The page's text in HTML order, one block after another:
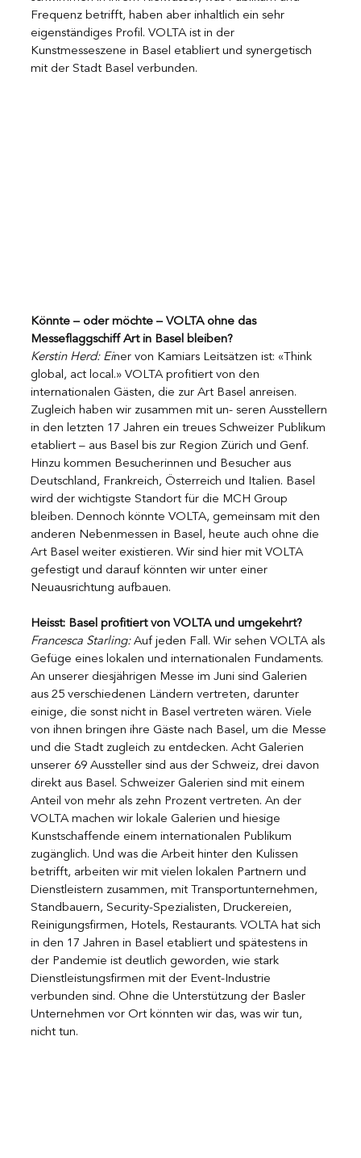
Frequenz betrifft, haben aber inhaltlich ein sehr
eigenständiges Profil. VOLTA ist in der
Kunstmesseszene in Basel etabliert und synergetisch
mit der Stadt Basel verbunden.
Könnte – oder möchte – VOLTA ohne das
Messeflaggschiff Art in Basel bleiben?
Kerstin Herd: Einer von Kamiars Leitsätzen ist: «Think
global, act local.» VOLTA profitiert von den
internationalen Gästen, die zur Art Basel anreisen.
Zugleich haben wir zusammen mit un- seren Ausstellern
in den letzten 17 Jahren ein treues Schweizer Publikum
etabliert – aus Basel bis zur Region Zürich und Genf.
Hinzu kommen Besucherinnen und Besucher aus
Deutschland, Frankreich, Österreich und Italien. Basel
wird der wichtigste Standort für die MCH Group
bleiben. Dennoch könnte VOLTA, gemeinsam mit den
anderen Nebenmessen in Basel, heute auch ohne die
Art Basel weiter existieren. Wir sind hier mit VOLTA
gefestigt und darauf könnten wir unter einer
Neuausrichtung aufbauen.
Heisst: Basel profitiert von VOLTA und umgekehrt?
Francesca Starling: Auf jeden Fall. Wir sehen VOLTA als
Gefüge eines lokalen und internationalen Fundaments.
An unserer diesjährigen Messe im Juni sind Galerien
aus 25 verschiedenen Ländern vertreten, darunter
einige, die sonst nicht in Basel vertreten wären. Viele
von ihnen bringen ihre Gäste nach Basel, um die Messe
und die Stadt zugleich zu entdecken. Acht Galerien
unserer 69 Aussteller sind aus der Schweiz, drei davon
direkt aus Basel. Schweizer Galerien sind mit einem
Anteil von mehr als zehn Prozent vertreten. An der
VOLTA machen wir lokale Galerien und hiesige
Kunstschaffende einem internationalen Publikum
zugänglich. Und was die Arbeit hinter den Kulissen
betrifft, arbeiten wir mit vielen lokalen Partnern und
Dienstleistern zusammen, mit Transportunternehmen,
Standbauern, Security-Spezialisten, Druckereien,
Reinigungsfirmen, Hotels, Restaurants. VOLTA hat sich
in den 17 Jahren in Basel etabliert und spätestens in
der Pandemie ist deutlich geworden, wie stark
Dienstleistungsfirmen mit der Event-Industrie
verbunden sind. Ohne die Unterstützung der Basler
Unternehmen vor Ort könnten wir das, was wir tun,
nicht tun.